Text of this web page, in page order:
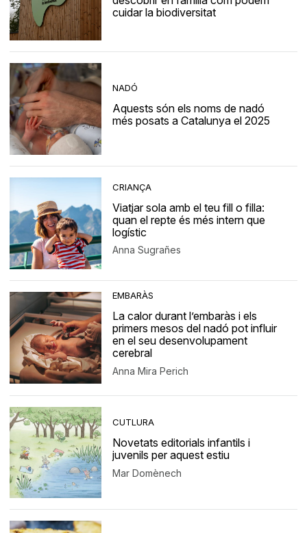
cuidar la biodiversitat
NADÓ
Aquests són els noms de nadó
més posats a Catalunya el 2025
CRIANÇA
Viatjar sola amb el teu fill o filla:
quan el repte és més intern que
logístic
Anna Sugrañes
EMBARÀS
La calor durant l’embaràs i els
primers mesos del nadó pot influir
en el seu desenvolupament
cerebral
Anna Mira Perich
CUTLURA
Novetats editorials infantils i
juvenils per aquest estiu
Mar Domènech